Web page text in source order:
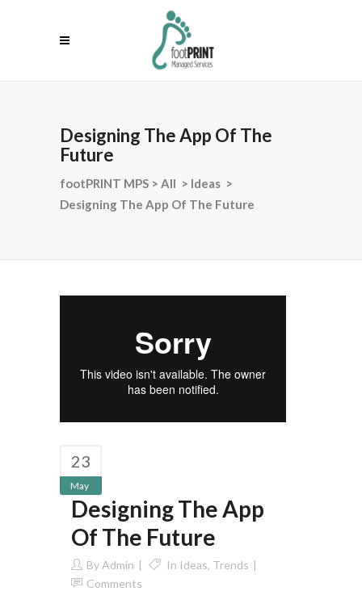
Designing The App Of The
Future
footPRINT MPS > All > Ideas >
Designing The App Of The Future
23
May
Designing The App
Of The Future
ByAdmin In Ideas, Trends
Comments